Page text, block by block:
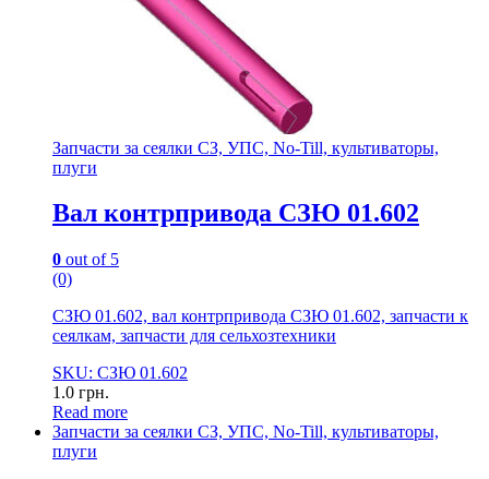
Запчасти за сеялки СЗ, УПС, No-Till, культиваторы,
плуги
Вал контрпривода СЗЮ 01.602
0 out of 5
(0)
СЗЮ 01.602, вал контрпривода СЗЮ 01.602, запчасти к
сеялкам, запчасти для сельхозтехники
SKU: СЗЮ 01.602
1.0 грн.
Read more
Запчасти за сеялки СЗ, УПС, No-Till, культиваторы,
плуги